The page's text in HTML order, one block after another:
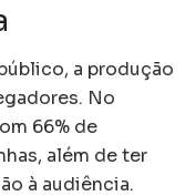
a produção
No
66% de
além de ter
à audiência.